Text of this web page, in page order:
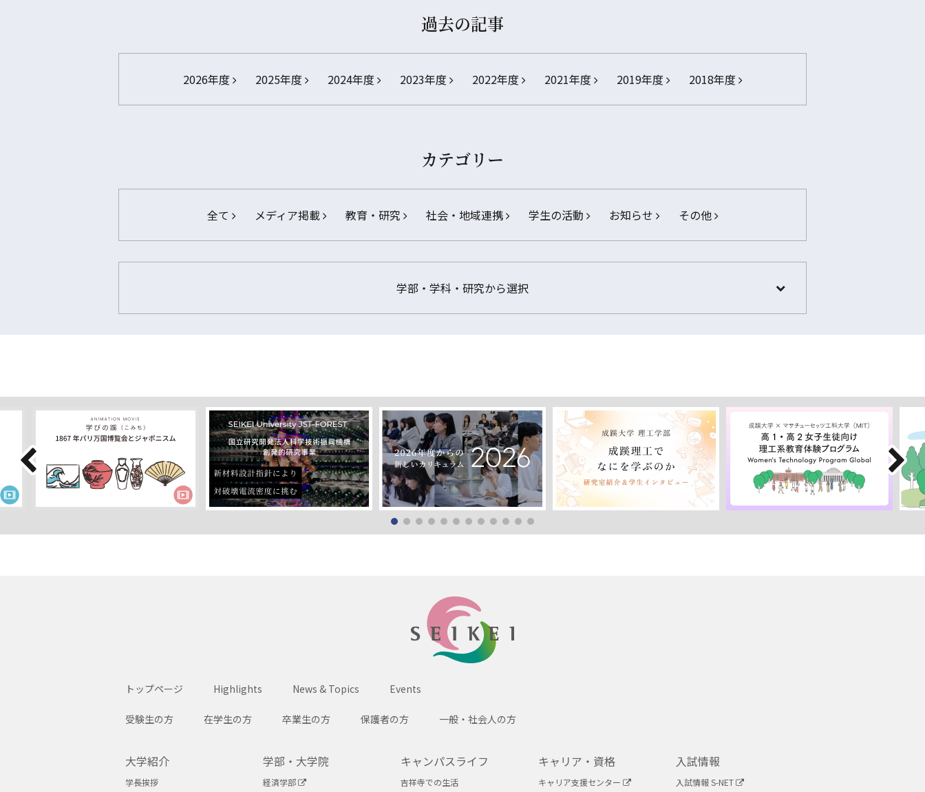
過去の記事
2026年度 2025年度 2024年度 2023年度 2022年度 2021年度 2019年度 2018年度
カテゴリー
全て メディア掲載 教育・研究 社会・地域連携 学生の活動 お知らせ その他
学部・学科・研究から選択
トップページ Highlights News & Topics Events
受験生の方 在学生の方 卒業生の方 保護者の方 一般・社会人の方
大学紹介
学長挨拶
学部・大学院
経済学部
キャンパスライフ
吉祥寺での生活
キャリア・資格
キャリア支援センター
入試情報
入試情報 S-NET